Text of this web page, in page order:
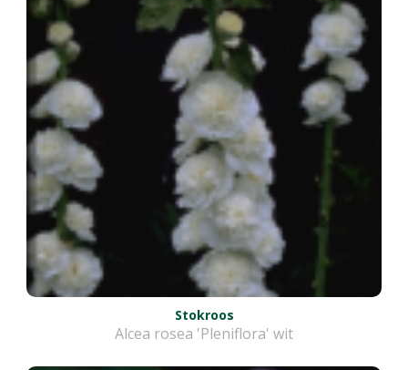
Stokroos
Alcea rosea 'Pleniflora' wit